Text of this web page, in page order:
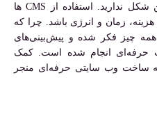
کد نویسی و طراحی سایت به این شکل ندارید. استفاده از CMS ها
زمان و انرژی باشد. چرا که
همه چیز فکر شده و پیش‌بینی‌های
حرفه‌‌ای انجام شده است. کمک
ساخت وب سایتی حرفه‌ای منجر